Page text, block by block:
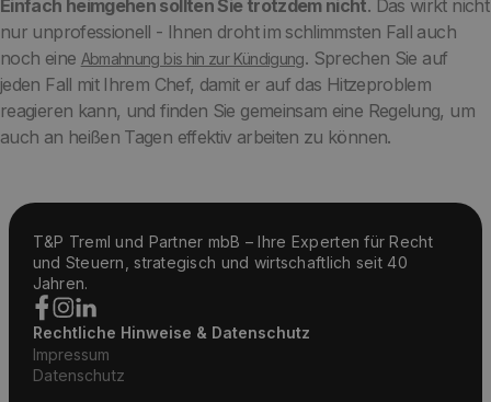
Einfach heimgehen sollten Sie trotzdem nicht. Das wirkt nicht
nur unprofessionell - Ihnen droht im schlimmsten Fall auch
noch eine Abmahnung bis hin zur Kündigung. Sprechen Sie auf
jeden Fall mit Ihrem Chef, damit er auf das Hitzeproblem
reagieren kann, und finden Sie gemeinsam eine Regelung, um
auch an heißen Tagen effektiv arbeiten zu können.
T&P Treml und Partner mbB – Ihre Experten für Recht
und Steuern, strategisch und wirtschaftlich seit 40
Jahren.
Rechtliche Hinweise & Datenschutz
Impressum
Datenschutz